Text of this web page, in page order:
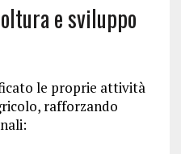
e sviluppo
le proprie attività
rafforzando